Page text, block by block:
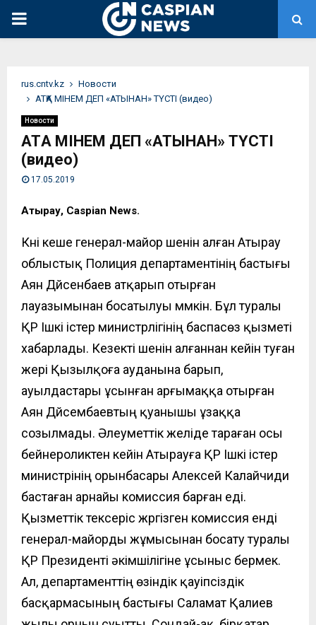
PRIMARY
rus.cntv.kz
Новости
АТҚА МІНЕМ ДЕП «АТЫНАН» ТҮСТІ (видео)
Новости
АТҚА МІНЕМ ДЕП «АТЫНАН» ТҮСТІ
(видео)
17.05.2019
Атырау, Caspian News.
Күні кеше генерал-майор шенін алған Атырау
облыстық Полиция департаментінің бастығы
Аян Дүйсенбаев атқарып отырған
лауазымынан босатылуы мүмкін. Бұл туралы
ҚР Ішкі істер министрлігінің баспасөз қызметі
хабарлады. Кезекті шенін алғаннан кейін туған
жері Қызылқоға ауданына барып,
ауылдастары ұсынған арғымаққа отырған
Аян Дүйсембаевтың қуанышы ұзаққа
созылмады. Әлеуметтік желіде тараған осы
бейнероликтен кейін Атырауға ҚР Ішкі істер
министрінің орынбасары Алексей Калайчиди
бастаған арнайы комиссия барған еді.
Қызметтік тексеріс жүргізген комиссия енді
генерал-майорды жұмысынан босату туралы
ҚР Президенті әкімшілігіне ұсыныс бермек.
Ал, департаменттіңөзіндік қауіпсіздік
басқармасының бастығы Саламат Қалиев